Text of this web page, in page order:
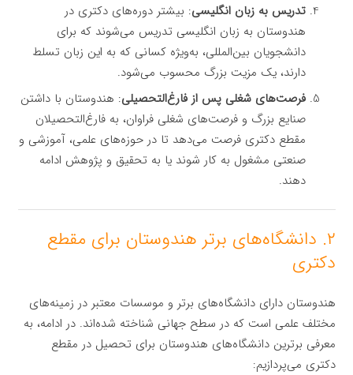
تدریس به زبان انگلیسی: بیشتر دوره‌های دکتری در
هندوستان به زبان انگلیسی تدریس می‌شوند که برای
دانشجویان بین‌المللی، به‌ویژه کسانی که به این زبان تسلط
دارند، یک مزیت بزرگ محسوب می‌شود.
فرصت‌های شغلی پس از فارغ‌التحصیلی: هندوستان با داشتن
صنایع بزرگ و فرصت‌های شغلی فراوان، به فارغ‌التحصیلان
مقطع دکتری فرصت می‌دهد تا در حوزه‌های علمی، آموزشی و
صنعتی مشغول به کار شوند یا به تحقیق و پژوهش ادامه
دهند.
۲. دانشگاه‌های برتر هندوستان برای مقطع
دکتری
هندوستان دارای دانشگاه‌های برتر و موسسات معتبر در زمینه‌های
مختلف علمی است که در سطح جهانی شناخته شده‌اند. در ادامه، به
معرفی برترین دانشگاه‌های هندوستان برای تحصیل در مقطع
دکتری می‌پردازیم: